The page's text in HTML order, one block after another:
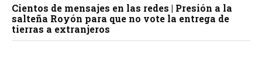
Cientos de mensajes en las redes | Presión a la
salteña Royón para que no vote la entrega de
tierras a extranjeros